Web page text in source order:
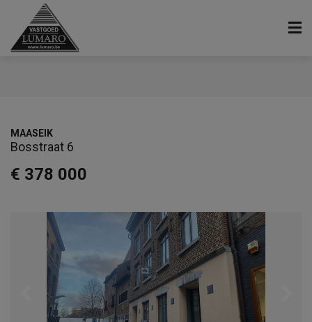
€ 378 000
MAASEIK
Bosstraat 6